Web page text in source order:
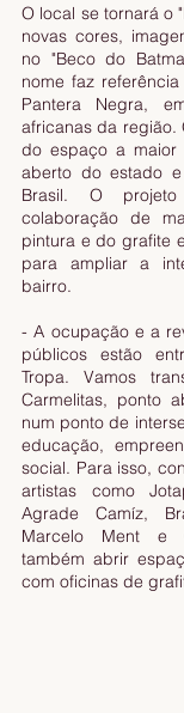
O local se tornará o
novas cores,
no "Beco do
nome faz
Pantera Negra,
africanas da região.
do espaço a
aberto do estado
Brasil. O
colaboração de
pintura e do grafite
para ampliar a
bairro.
- A ocupação e a
públicos estão
Tropa. Vamos
Carmelitas, ponto
num ponto de
educação,
social. Para isso,
artistas como
Agrade Camíz,
Marcelo Ment e
também abrir
com oficinas de